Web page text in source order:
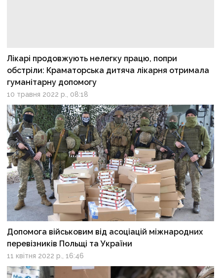
Лікарі продовжують нелегку працю, попри
обстріли: Краматорська дитяча лікарня отримала
гуманітарну допомогу
10 травня 2022 р., 08:18
Допомога військовим від асоціацій міжнародних
перевізників Польщі та України
11 квітня 2022 р., 16:46